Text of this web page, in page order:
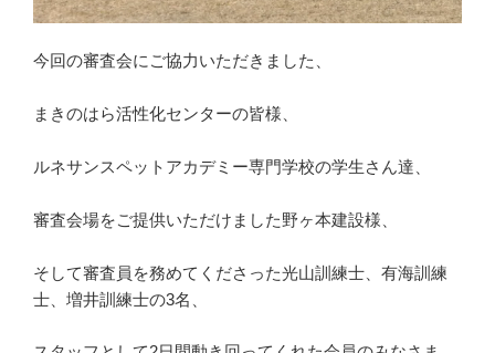
今回の審査会にご協力いただきました、
まきのはら活性化センターの皆様、
ルネサンスペットアカデミー専門学校の学生さん達、
審査会場をご提供いただけました野ヶ本建設様、
そして審査員を務めてくださった光山訓練士、有海訓練
士、増井訓練士の3名、